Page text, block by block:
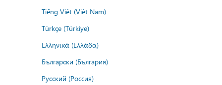
Tiếng Việt (Việt Nam)
Türkçe (Türkiye)
Ελληνικά (Ελλάδα)
Български (България)
Русский (Россия)